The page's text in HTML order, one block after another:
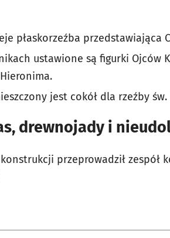
płaskorzeźba przedstawiająca
ustawione są figurki Ojców
jest cokół dla rzeźby
drewnojady i
przeprowadził